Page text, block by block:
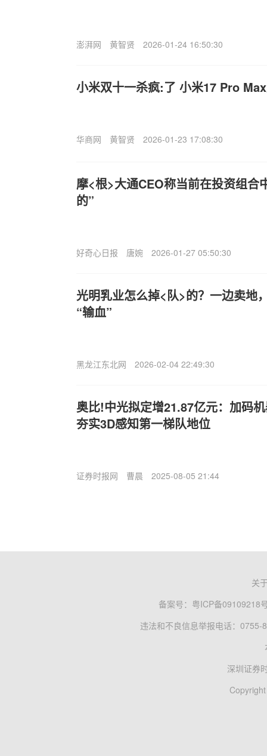
澎湃网 黄智贤 2026-01-24 16:50:30
小米双十一杀疯:了 小米17 Pro
华商网 黄智贤 2026-01-23 17:08:30
摩<根>大通CEO称当前在投资组合
的”
好奇心日报 唐婉 2026-01-27 05:50:30
光明乳业怎么掉<队>的？一边卖地
“输血”
黑龙江东北网 2026-02-04 22:49:30
奥比!中光拟定增21.87亿元：加码
夯实3D感知第一梯队地位
证券时报网 曹晨 2025-08-05 21:44
关
备案号： 粤ICP备09109218
违法和不良信息举报电话：0755-
深圳证券